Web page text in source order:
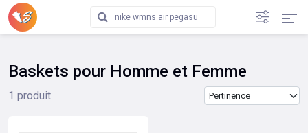
Baskets pour Homme et Femme
1 produit Trier les